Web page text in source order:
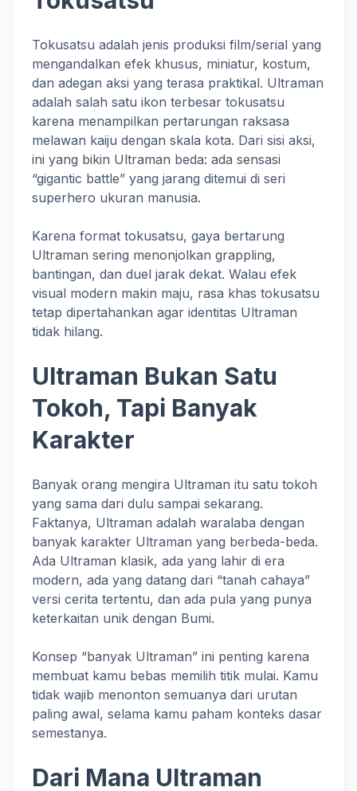
Tokusatsu adalah jenis produksi film/serial yang
mengandalkan efek khusus, miniatur, kostum,
dan adegan aksi yang terasa praktikal. Ultraman
adalah salah satu ikon terbesar tokusatsu
karena menampilkan pertarungan raksasa
melawan kaiju dengan skala kota. Dari sisi aksi,
ini yang bikin Ultraman beda: ada sensasi
“gigantic battle” yang jarang ditemui di seri
superhero ukuran manusia.
Karena format tokusatsu, gaya bertarung
Ultraman sering menonjolkan grappling,
bantingan, dan duel jarak dekat. Walau efek
visual modern makin maju, rasa khas tokusatsu
tetap dipertahankan agar identitas Ultraman
tidak hilang.
Ultraman Bukan Satu
Tokoh, Tapi Banyak
Karakter
Banyak orang mengira Ultraman itu satu tokoh
yang sama dari dulu sampai sekarang.
Faktanya, Ultraman adalah waralaba dengan
banyak karakter Ultraman yang berbeda-beda.
Ada Ultraman klasik, ada yang lahir di era
modern, ada yang datang dari “tanah cahaya”
versi cerita tertentu, dan ada pula yang punya
keterkaitan unik dengan Bumi.
Konsep “banyak Ultraman” ini penting karena
membuat kamu bebas memilih titik mulai. Kamu
tidak wajib menonton semuanya dari urutan
paling awal, selama kamu paham konteks dasar
semestanya.
Dari Mana Ultraman